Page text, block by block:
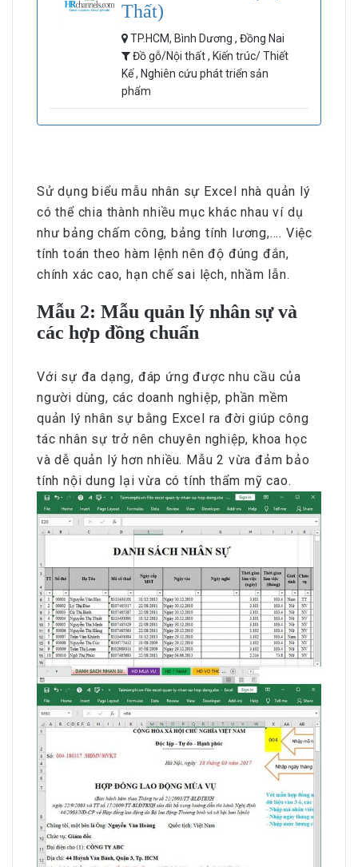
Thất)
TP.HCM, Bình Dương , Đồng Nai
Đồ gỗ/Nội thất , Kiến trúc/ Thiết
Kế , Nghiên cứu phát triển sản
phẩm
Sử dụng biểu mẫu nhân sự Excel nhà quản lý
có thể chia thành nhiều mục khác nhau ví dụ
như bảng chấm công, bảng tính lương,.... Việc
tính toán theo hàm lệnh nên độ đúng đắn,
chính xác cao, hạn chế sai lệch, nhầm lẫn.
Mẫu 2: Mẫu quản lý nhân sự và
các hợp đồng chuẩn
Với sự đa dạng, đáp ứng được nhu cầu của
người dùng, các doanh nghiệp, phần mềm
quản lý nhân sự bằng Excel ra đời giúp công
tác nhân sự trở nên chuyên nghiệp, khoa học
và dễ quản lý hơn nhiều. Mẫu 2 vừa đảm bảo
tính nội dung lại vừa có tính thẩm mỹ cao.